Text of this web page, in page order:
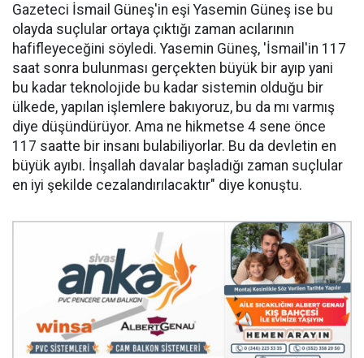
Gazeteci İsmail Güneş'in eşi Yasemin Güneş ise bu
olayda suçlular ortaya çıktığı zaman acılarının
hafifleyeceğini söyledi. Yasemin Güneş, 'İsmail'in 117
saat sonra bulunması gerçekten büyük bir ayıp yani
bu kadar teknolojide bu kadar sistemin olduğu bir
ülkede, yapılan işlemlere bakıyoruz, bu da mı varmış
diye düşündürüyor. Ama ne hikmetse 4 sene önce
117 saatte bir insanı bulabiliyorlar. Bu da devletin en
büyük ayıbı. İnşallah davalar başladığı zaman suçlular
en iyi şekilde cezalandırılacaktır" diye konuştu.